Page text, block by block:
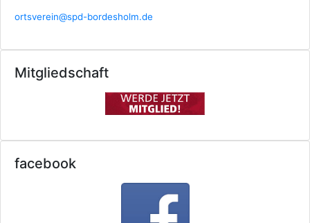
ortsverein@spd-bordesholm.de
Mitgliedschaft
facebook